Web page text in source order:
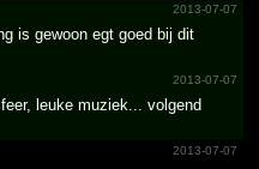
2013-07-07
is gewoon egt goed bij dit
2013-07-07
leuke muziek... volgend
2013-07-07